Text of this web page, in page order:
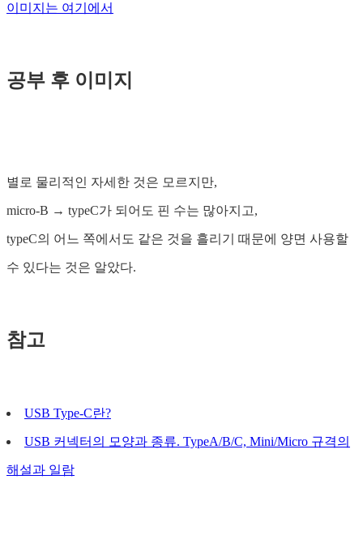
이미지는 여기에서
공부 후 이미지
별로 물리적인 자세한 것은 모르지만,
micro-B → typeC가 되어도 핀 수는 많아지고,
typeC의 어느 쪽에서도 같은 것을 흘리기 때문에 양면 사용할
수 있다는 것은 알았다.
참고
USB Type-C란?
USB 커넥터의 모양과 종류. TypeA/B/C, Mini/Micro 규격의
해설과 일람